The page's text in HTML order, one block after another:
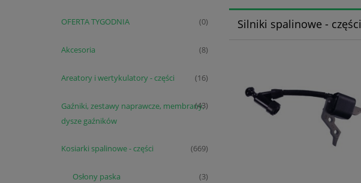
OFERTA TYGODNIA (0)
Akcesoria (8)
Areatory i wertykulatory - części (16)
Gaźniki, zestawy naprawcze, membrany,
dysze gaźników
(43)
Kosiarki spalinowe - części (669)
Osłony paska (3)
Silniki spalinowe - części